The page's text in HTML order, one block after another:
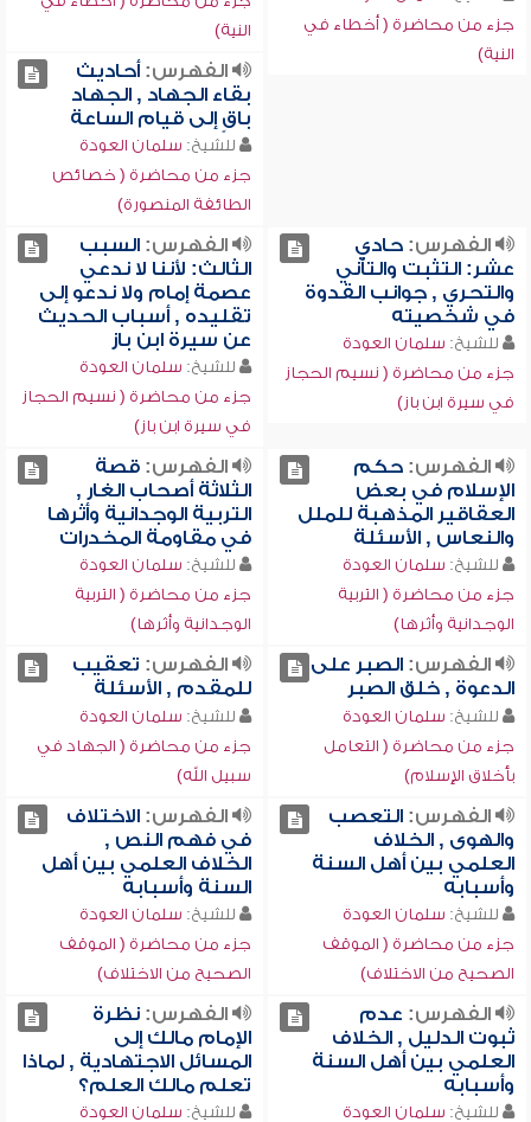
جزء من محاضرة ( أخطاء في
النية)
النية)
الفهرس:أحاديث
بقاء الجهاد , الجهاد
باقٍ إلى قيام الساعة
للشيخ: سلمان العودة
جزء من محاضرة ( خصائص
الطائفة المنصورة)
الفهرس:حادي
عشر: التثبت والتأني
والتحري , جوانب القدوة
في شخصيته
للشيخ: سلمان العودة
جزء من محاضرة ( نسيم الحجاز
في سيرة ابن باز)
الفهرس:السبب
الثالث: لأننا لا ندعي
عصمة إمام ولا ندعو إلى
تقليده , أسباب الحديث
عن سيرة ابن باز
للشيخ: سلمان العودة
جزء من محاضرة ( نسيم الحجاز
في سيرة ابن باز)
الفهرس:حكم
الإسلام في بعض
العقاقير المذهبة للملل
والنعاس , الأسئلة
للشيخ: سلمان العودة
جزء من محاضرة ( التربية
الوجدانية وأثرها)
الفهرس:قصة
الثلاثة أصحاب الغار ,
التربية الوجدانية وأثرها
في مقاومة المخدرات
للشيخ: سلمان العودة
جزء من محاضرة ( التربية
الوجدانية وأثرها)
الفهرس:الصبر على
الدعوة , خلق الصبر
للشيخ: سلمان العودة
جزء من محاضرة ( التعامل
بأخلاق الإسلام)
الفهرس: تعقيب
للمقدم , الأسئلة
للشيخ: سلمان العودة
جزء من محاضرة ( الجهاد في
سبيل الله)
الفهرس:التعصب
والهوى , الخلاف
العلمي بين أهل السنة
وأسبابه
للشيخ: سلمان العودة
جزء من محاضرة ( الموقف
الصحيح من الاختلاف)
الفهرس:الاختلاف
في فهم النص ,
الخلاف العلمي بين أهل
السنة وأسبابه
للشيخ: سلمان العودة
جزء من محاضرة ( الموقف
الصحيح من الاختلاف)
الفهرس: عدم
ثبوت الدليل , الخلاف
العلمي بين أهل السنة
وأسبابه
للشيخ: سلمان العودة
الفهرس:نظرة
الإمام مالك إلى
المسائل الاجتهادية , لماذا
تعلم مالك العلم؟
للشيخ: سلمان العودة